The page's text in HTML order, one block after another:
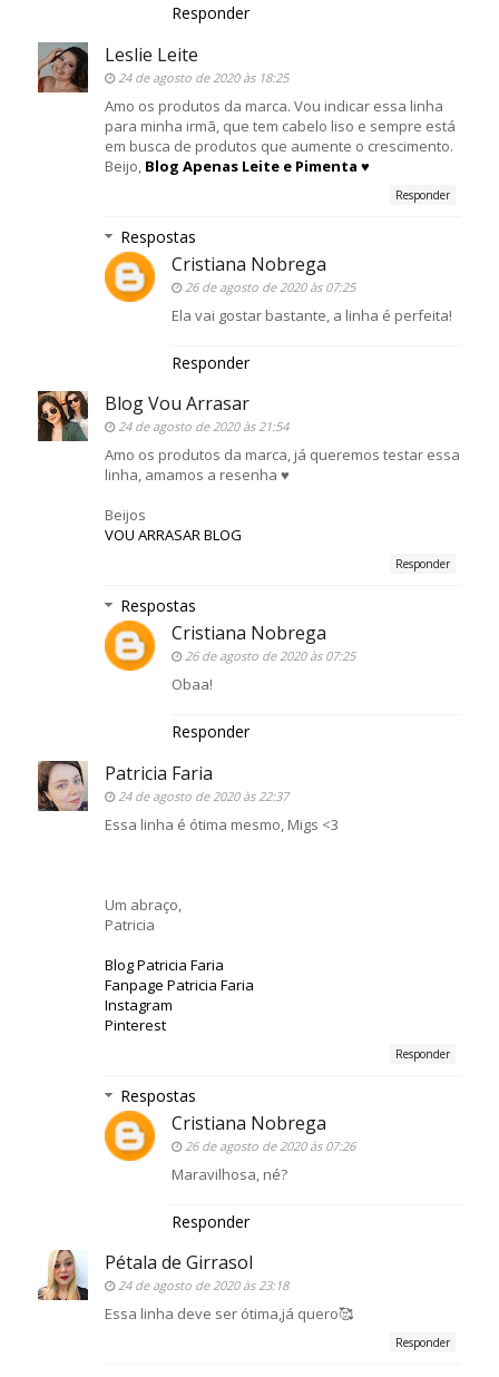
Responder
Leslie Leite
24 de agosto de 2020 às 18:25
Amo os produtos da marca. Vou indicar essa linha
para minha irmã, que tem cabelo liso e sempre está
em busca de produtos que aumente o crescimento.
Beijo, Blog Apenas Leite e Pimenta ♥
Responder
Respostas
Cristiana Nobrega
26 de agosto de 2020 às 07:25
Ela vai gostar bastante, a linha é perfeita!
Responder
Blog Vou Arrasar
24 de agosto de 2020 às 21:54
Amo os produtos da marca, já queremos testar essa
linha, amamos a resenha ♥
Beijos
VOU ARRASAR BLOG
Responder
Respostas
Cristiana Nobrega
26 de agosto de 2020 às 07:25
Obaa!
Responder
Patricia Faria
24 de agosto de 2020 às 22:37
Essa linha é ótima mesmo, Migs <3
Um abraço,
Patricia
Blog Patricia Faria
Fanpage Patricia Faria
Instagram
Pinterest
Responder
Respostas
Cristiana Nobrega
26 de agosto de 2020 às 07:26
Maravilhosa, né?
Responder
Pétala de Girrasol
24 de agosto de 2020 às 23:18
Essa linha deve ser ótima,já quero🥰
Responder